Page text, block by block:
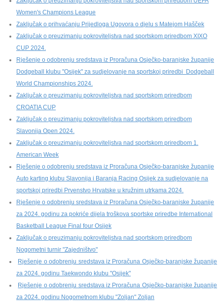
Women's Champions League
Zaključak o prihvaćanju Prijedloga Ugovora o djelu s Matejom Hašček
Zaključak o preuzimanju pokroviteljstva nad sportskom priredbom XIXO
CUP 2024.
Rješenje o odobrenju sredstava iz Proračuna Osječko-baranjske županije
Dodgeball klubu "Osijek" za sudjelovanje na sportskoj priredbi Dodgeball
World Championships 2024.
Zaključak o preuzimanju pokroviteljstva nad sportskom priredbom
CROATIA CUP
Zaključak o preuzimanju pokroviteljstva nad sportskom priredbom
Slavonija Open 2024.
Zaključak o preuzimanju pokroviteljstva nad sportskom priredbom 1.
American Week
Rješenje o odobrenju sredstava iz Proračuna Osječko-baranjske županije
Auto karting klubu Slavonija i Baranja Racing Osijek za sudjelovanje na
sportskoj priredbi Prvenstvo Hrvatske u kružnim utrkama 2024.
Rješenje o odobrenju sredstava iz Proračuna Osječko-baranjske županije
za 2024. godinu za pokriće dijela troškova sportske priredbe International
Basketball League Final four Osijek
Zaključak o preuzimanju pokroviteljstva nad sportskom priredbom
Nogometni turnir "Zajedništvo"
Rješenje o odobrenju sredstava iz Proračuna Osječko-baranjske županije
za 2024. godinu Taekwondo klubu "Osijek"
Rješenje o odobrenju sredstava iz Proračuna Osječko-baranjske županije
za 2024. godinu Nogometnom klubu "Zoljan" Zoljan